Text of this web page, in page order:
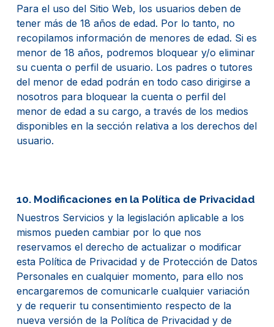
Para el uso del Sitio Web, los usuarios deben de
tener más de 18 años de edad. Por lo tanto, no
recopilamos información de menores de edad. Si es
menor de 18 años, podremos bloquear y/o eliminar
su cuenta o perfil de usuario. Los padres o tutores
del menor de edad podrán en todo caso dirigirse a
nosotros para bloquear la cuenta o perfil del
menor de edad a su cargo, a través de los medios
disponibles en la sección relativa a los derechos del
usuario.
10. Modificaciones en la Política de Privacidad
Nuestros Servicios y la legislación aplicable a los
mismos pueden cambiar por lo que nos
reservamos el derecho de actualizar o modificar
esta Política de Privacidad y de Protección de Datos
Personales en cualquier momento, para ello nos
encargaremos de comunicarle cualquier variación
y de requerir tu consentimiento respecto de la
nueva versión de la Política de Privacidad y de